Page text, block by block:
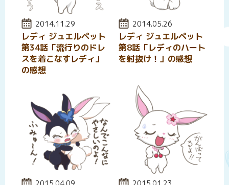
投稿日:
2014.11.29
レディ ジュエルペット
第34話「流行りのドレ
スを着こなすレディ」
の感想
投稿日:
2014.05.26
レディ ジュエルペット
第8話「レディのハート
を射抜け！」の感想